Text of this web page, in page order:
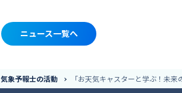
ニュース一覧へ
気象予報士の活動 「お天気キャスターと学ぶ！未